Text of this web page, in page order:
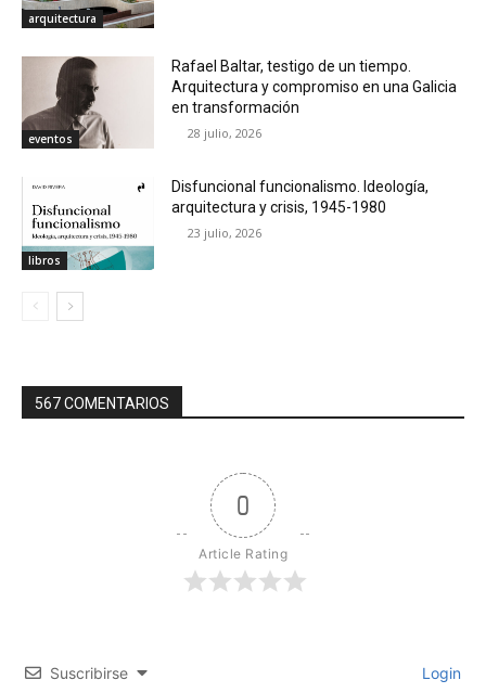
arquitectura
eventos
Rafael Baltar, testigo de un tiempo.
Arquitectura y compromiso en una Galicia
en transformación
28 julio, 2026
libros
Disfuncional funcionalismo. Ideología,
arquitectura y crisis, 1945-1980
23 julio, 2026
567 COMENTARIOS
0
Article Rating
Suscribirse Login